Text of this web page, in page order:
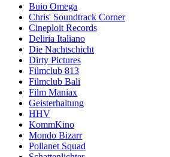
Buio Omega
Chris' Soundtrack Corner
Cineploit Records
Deliria Italiano
Die Nachtschicht
Dirty Pictures
Filmclub 813
Filmclub Bali
Film Maniax
Geisterhaltung
HHV
KommKino
Mondo Bizarr
Pollanet Squad